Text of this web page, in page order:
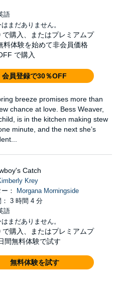
語
まだありません。
で購入、またはプレミアムプ
料体験を始めて非会員価格
で購入
会員登録で30％OFF
breeze promises more than
chance at love. Bess Weaver,
is in the kitchen making stew
minute, and the next she’s
Catch
Krey
：
Morgana Morningside
： 3 時間 4 分
語
まだありません。
で購入、またはプレミアムプ
間無料体験で試す
無料体験を試す